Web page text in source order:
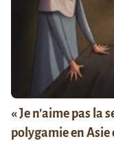
« Je n’aime pas la
polygamie en